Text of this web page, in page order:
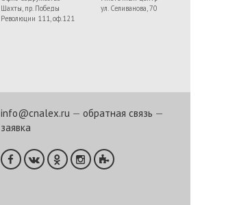
Шахты, пр. Победы
Революции 111, оф.121
ул. Селиванова, 70
info@cnalex.ru — обратная связь —
заявка